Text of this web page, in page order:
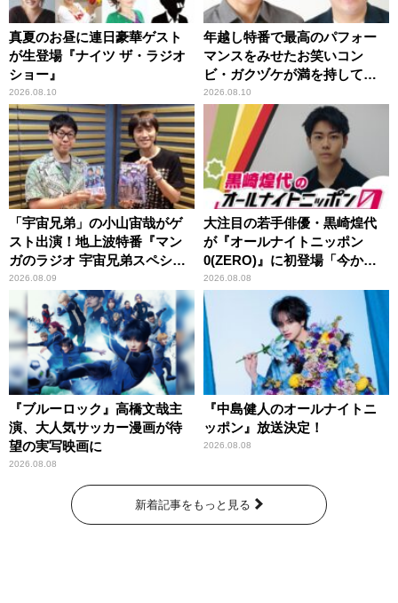
真夏のお昼に連日豪華ゲスト
が生登場『ナイツ ザ・ラジオ
ショー』
2026.08.10
年越し特番で最高のパフォー
マンスをみせたお笑いコン
ビ・ガクヅケが満を持して
『オールナイトニッポン
0(ZERO)』に登場！
2026.08.10
「宇宙兄弟」の小山宙哉がゲ
スト出演！地上波特番『マン
ガのラジオ 宇宙兄弟スペシャ
ル 』
2026.08.09
大注目の若手俳優・黒崎煌代
が『オールナイトニッポン
0(ZERO)』に初登場「今から
とてもワクワクしておりま
す！」
2026.08.08
『ブルーロック』高橋文哉主
演、大人気サッカー漫画が待
望の実写映画に
2026.08.08
『中島健人のオールナイトニ
ッポン』放送決定！
2026.08.08
新着記事をもっと見る